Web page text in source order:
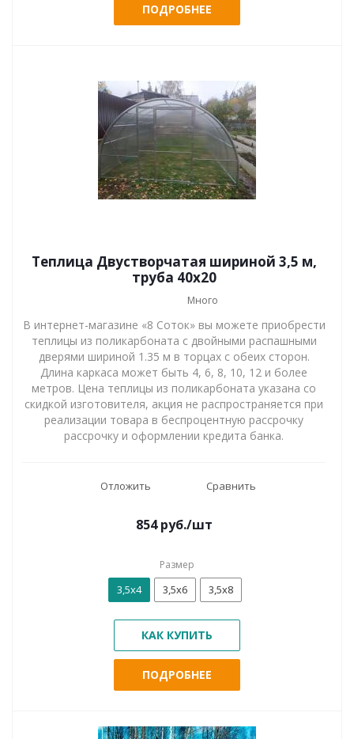
ПОДРОБНЕЕ
Теплица Двустворчатая шириной 3,5 м,
труба 40х20
Много
В интернет-магазине «8 Соток» вы можете приобрести
теплицы из поликарбоната с двойными распашными
дверями шириной 1.35 м в торцах с обеих сторон.
Длина каркаса может быть 4, 6, 8, 10, 12 и более
метров. Цена теплицы из поликарбоната указана со
скидкой изготовителя, акция не распространяется при
реализации товара в беспроцентную рассрочку
рассрочку и оформлении кредита банка.
Отложить Сравнить
854руб./шт
Размер
3,5х4 3,5х6 3,5х8
КАК КУПИТЬ
ПОДРОБНЕЕ